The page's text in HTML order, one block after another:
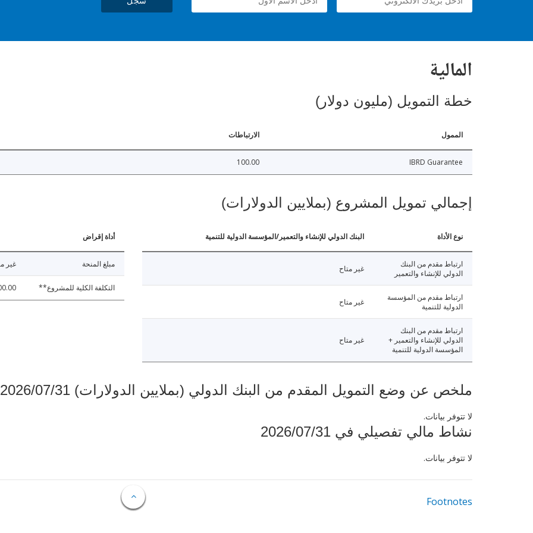
المالية
خطة التمويل (مليون دولار)
الممول الارتباطات
IBRD Guarantee
100.00
إجمالي تمويل المشروع (بملايين الدولارات)
نوع الأداة البنك الدولي للإنشاء والتعمير/المؤسسة الدولية للتنمية
ارتباط مقدم من البنك
الدولي للإنشاء والتعمير
غير متاح
ارتباط مقدم من المؤسسة
الدولية للتنمية
غير متاح
ارتباط مقدم من البنك
الدولي للإنشاء والتعمير +
المؤسسة الدولية للتنمية
غير متاح
أداة إقراض
مبلغ المنحة غير
التكلفة الكلية للمشروع**
ملخص عن وضع التمويل المقدم من البنك الدولي (بملايين الدولارات) 2026/07/31
لا تتوفر بيانات.
نشاط مالي تفصيلي في 2026/07/31
لا تتوفر بيانات.
Footnotes